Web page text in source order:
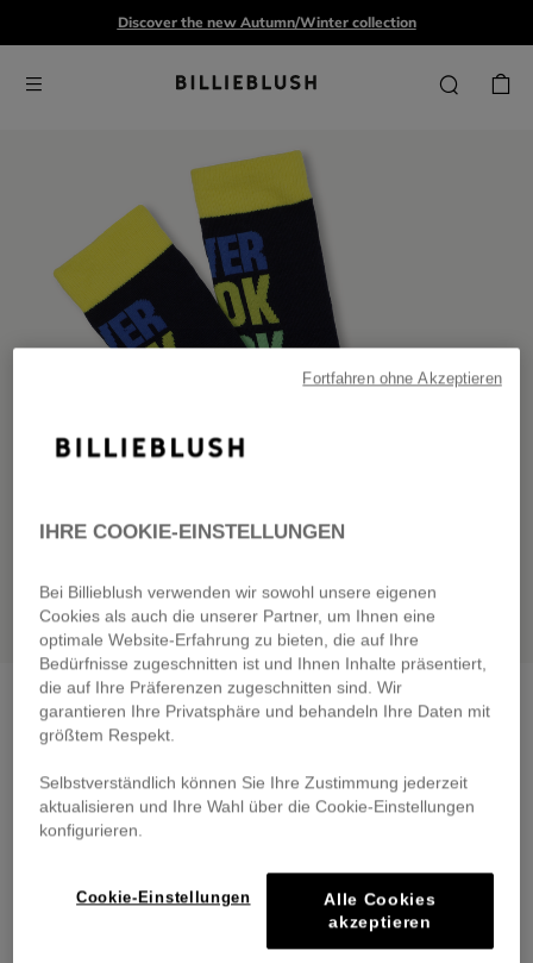
Discover the new Autumn/Winter collection
Fancy socksnavy
Pay in 4 interest-free instalments
🔒 Secure payment & easy returns
IHRE COOKIE-EINSTELLUNGEN
Bei Billieblush verwenden wir sowohl unsere eigenen
Cookies als auch die unserer Partner, um Ihnen eine
optimale Website-Erfahrung zu bieten, die auf Ihre
Bedürfnisse zugeschnitten ist und Ihnen Inhalte präsentiert,
die auf Ihre Präferenzen zugeschnitten sind. Wir
garantieren Ihre Privatsphäre und behandeln Ihre Daten mit
größtem Respekt.
Selbstverständlich können Sie Ihre Zustimmung jederzeit
aktualisieren und Ihre Wahl über die Cookie-Einstellungen
konfigurieren.
Cookie-Einstellungen
Alle Cookies
akzeptieren
Fortfahren ohne Akzeptieren